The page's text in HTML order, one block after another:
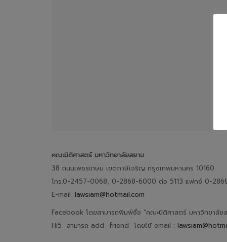
คณะนิติศาสตร์ มหาวิทยาลัยสยาม
38 ถนนเพชรเกษม เขตภาษีเจริญ กรุงเทพมหานคร 10160
โทร.0-2457-0068, 0-2868-6000 ต่อ 5113 แฟกซ์ 0-
E-mail :lawsiam@hotmail.com
Facebook โดยสามารถพิมพ์ชื่อ “คณะนิติศาสตร์ มหาวิทยา
Hi5 สามารถ add friend โดยใช้ email :